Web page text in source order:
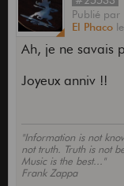
Publié par
El Phaco le
Ah, je ne savais
Joyeux anniv !!
"Information is not
not truth. Truth is not
Music is the best..."
Frank Zappa